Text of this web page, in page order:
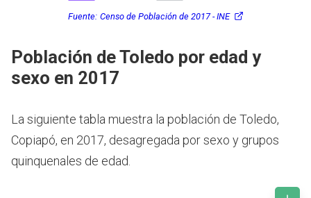
Fuente: Censo de Población de 2017 - INE
Población de Toledo por edad y
sexo en 2017
La siguiente tabla muestra la población de Toledo,
Copiapó, en 2017, desagregada por sexo y grupos
quinquenales de edad.